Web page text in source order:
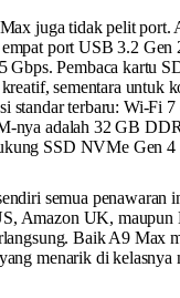
juga tidak pelit port.
port USB 3.2 Gen
Gbps. Pembaca kartu
sementara untuk
standar terbaru: Wi-Fi
nya adalah 32 GB
SSD NVMe Gen 4
semua penawaran
Amazon UK, maupun
Baik A9 Max
menarik di kelasnya